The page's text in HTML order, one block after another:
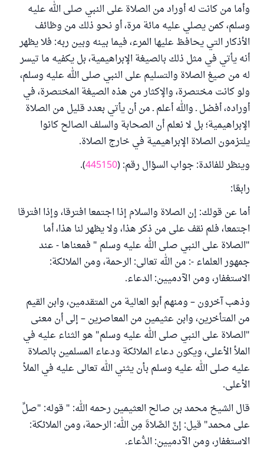
وأما من كانت له أوراد من الصلاة على النبي صلى الله عليه
وسلم، كمن يصلي عليه مائة مرة، أو نحو ذلك من وظائف
الأذكار التي يحافظ عليها المرء، فيما بينه وبين ربه: فلا يظهر
أنه يأتي في مثل ذلك بالصيغة الإبراهيمية، بل يكفيه ما تيسر
له من صيغ الصلاة والتسليم على النبي صلى الله عليه وسلم،
ولو كانت مختصرة، والإكثار من هذه الصيغة المختصرة، في
أوراده، أفضل ـ والله أعلم ـ من أن يأتي بعدد قليل من الصلاة
الإبراهيمية؛ بل لا نعلم أن الصحابة والسلف الصالح كانوا
يلتزمون الصلاة الإبراهيمية في خارج الصلاة.
وينظر للفائدة: جواب السؤال رقم: (445150
).
رابعًا:
أما عن قولك: إن الصلاة والسلام إذا اجتمعا افترقا، وإذا افترقا
اجتمعا، فلم نقف على من ذكر هذا، ولا يظهر لنا هذا، أما
"الصلاة على النبي صلى الله عليه وسلم " فمعناها - عند
جمهور العلماء -: من الله تعالى: الرحمة، ومن الملائكة:
الاستغفار، ومن الآدميين: الدعاء.
وذهب آخرون – ومنهم أبو العالية من المتقدمين، وابن القيم
من المتأخرين، وابن عثيمين من المعاصرين – إلى أن معنى
"الصلاة على النبي صلى الله عليه وسلم" هو الثناء عليه في
الملأ الأعلى، ويكون دعاء الملائكة ودعاء المسلمين بالصلاة
عليه صلى الله عليه وسلم بأن يثني الله تعالى عليه في الملأ
الأعلى.
قال الشيخ محمد بن صالح العثيمين رحمه الله: " قوله: "صلِّ
على محمد" قيل: إنَّ الصَّلاةَ مِن الله: الرحمة، ومن الملائكة:
الاستغفار، ومن الآدميين: الدُّعاء.